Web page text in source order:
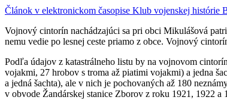
Článok v elektronickom časopise Klub vojenskej histórie
Vojnový cintorín nachádzajúci sa pri obci Mikulášová
nemu vedie po lesnej ceste priamo z obce. Vojnový
Podľa údajov z katastrálneho listu by na vojnovom
vojakmi, 27 hrobov s troma až piatimi vojakmi) a jedna
a jedná šachta), ale v nich je pochovaných až 180
v obvode Žandárskej stanice Zborov z roku 1921, 1922